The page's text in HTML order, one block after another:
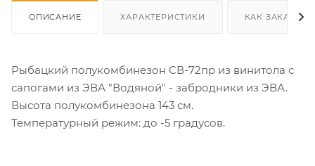
ОПИСАНИЕ ХАРАКТЕРИСТИКИ КАК ЗАКАЗАТЬ
Рыбацкий полукомбинезон СВ-72пр из винитола с
сапогами из ЭВА "Водяной" - забродники из ЭВА.
Высота полукомбинезона 143 см.
Температурный режим: до -5 градусов.